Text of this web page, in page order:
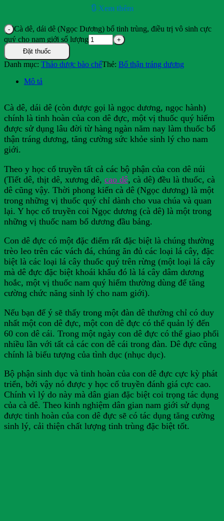
🔃 Xem thêm
Cà dê, dái dê (Ngọc Dương) bổ tinh trùng, điều trị vô sinh cực
quý cho nam giới số lượng
Đặt thuốc
Danh mục: Thảo dược bào chếThẻ: Bổ thận tráng dương
Mô tả
Cà dê, dái dê (còn được gọi là ngọc dương, ngọc hành)
chính là tinh hoàn của con dê đực, một vị thuốc quý hiếm
được sử dụng lâu đời từ hàng ngàn năm nay làm thuốc bổ
thận tráng dương, tăng cường sức khỏe sinh lý cho nam
giới.
Theo y học cổ truyền tất cả các bộ phận của con dê núi
(Tiết dê, thịt dê, xương dê, cao dê, cà dê) đều là thuốc, cà
dê cũng vậy. Thời phong kiến cà dê (Ngọc dương) là một
trong những vị thuốc quý chỉ dành cho vua chúa và quan
lại. Y học cổ truyền coi Ngọc dương (cà dê) là một trong
những vị thuốc nam bổ dương đầu bảng.
Con dê đực có một đặc điểm rất đặc biệt là chúng thường
trèo leo trên các vách đá, chúng ăn đủ các loại lá cây, đặc
biệt là các loại lá cây thuốc quý trên rừng (một loại lá cây
mà dê đực đặc biệt khoái khẩu đó là lá cây dâm dương
hoắc, một vị thuốc nam quý hiếm thường dùng để tăng
cường chức năng sinh lý cho nam giới).
Nếu bạn để ý sẽ thấy trong một đàn dê thường chỉ có duy
nhất một con dê đực, một con dê đực có thể quản lý đến
60 con dê cái. Trong một ngày con dê đực có thể giao phối
nhiều lần với tất cả các con dê cái trong đàn. Dê đực cũng
chính là biểu tượng của tình dục (nhục dục).
Bộ phận sinh dục và tinh hoàn của con dê đực cực kỳ phát
triển, bởi vậy nó được y học cổ truyền đánh giá cực cao.
Chính vì lý do này mà dân gian đặc biệt coi trọng tác dụng
của cà dê. Theo kinh nghiệm dân gian nam giới sử dụng
được tinh hoàn của con dê đực sẽ có tác dụng tăng cường
sinh lý, cải thiện chất lượng tinh trùng đặc biệt tốt.